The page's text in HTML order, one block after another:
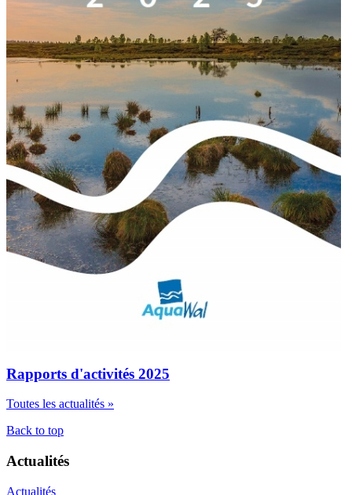
Rapports d'activités 2025
Toutes les actualités »
Back to top
Actualités
Actualités